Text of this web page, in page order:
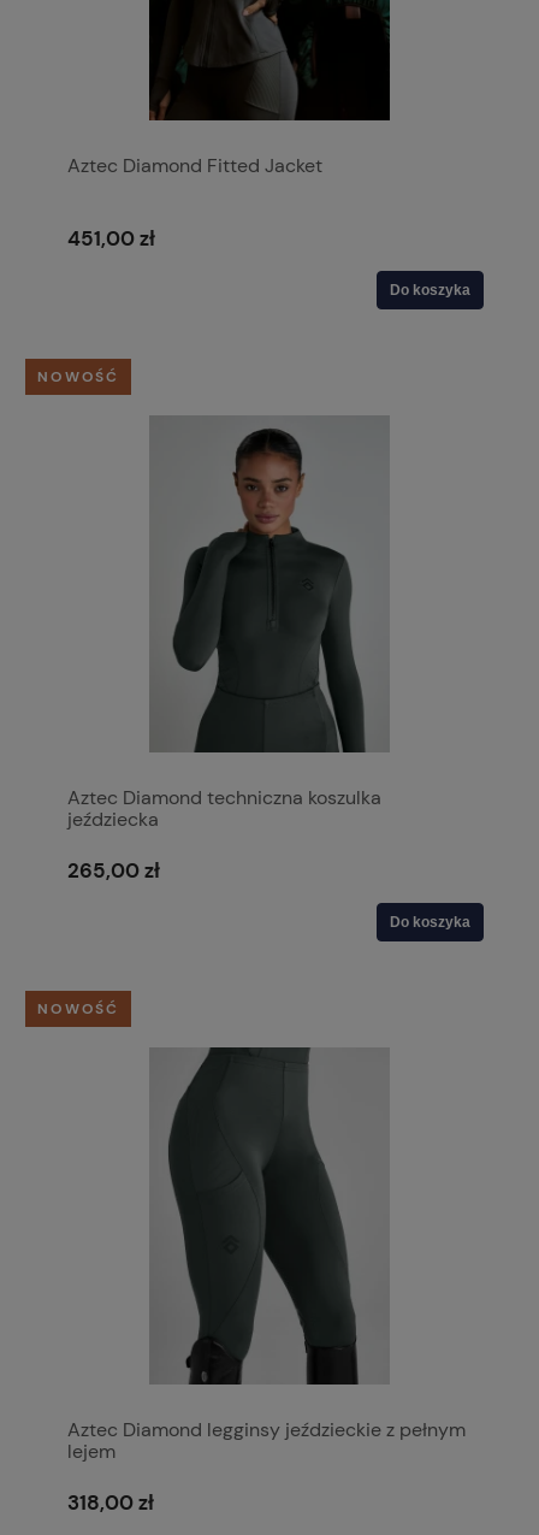
Aztec Diamond Fitted Jacket
451,00 zł
Do koszyka
Aztec Diamond techniczna koszulka
jeździecka
265,00 zł
Do koszyka
NOWOŚĆ
Aztec Diamond legginsy jeździeckie z pełnym
lejem
318,00 zł
NOWOŚĆ